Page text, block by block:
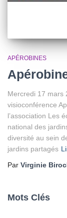
APÉROBINES
Mercredi 17 mars
visioconférence
l’association Les
national des
diversité au sein
jardins partagés
Par Virginie
Mots Clés